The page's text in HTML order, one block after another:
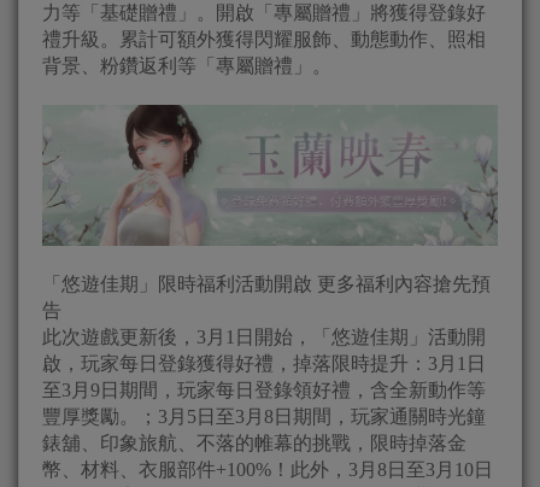
力等「基礎贈禮」。開啟「專屬贈禮」將獲得登錄好
禮升級。累計可額外獲得閃耀服飾、動態動作、照相
背景、粉鑽返利等「專屬贈禮」。
「悠遊佳期」限時福利活動開啟 更多福利內容搶先預
告
此次遊戲更新後，3月1日開始，「悠遊佳期」活動開
啟，玩家每日登錄獲得好禮，掉落限時提升：3月1日
至3月9日期間，玩家每日登錄領好禮，含全新動作等
豐厚獎勵。；3月5日至3月8日期間，玩家通關時光鐘
錶舖、印象旅航、不落的帷幕的挑戰，限時掉落金
幣、材料、衣服部件+100%！此外，3月8日至3月10日